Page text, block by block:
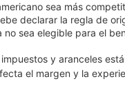
sea más
declarar la regla de
sea elegible para el
y aranceles
el margen y la